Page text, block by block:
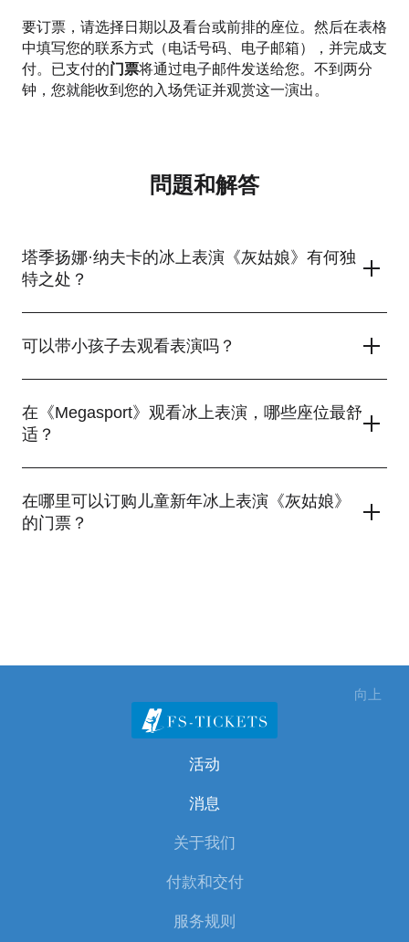
要订票，请选择日期以及看台或前排的座位。然后在表格
中填写您的联系方式（电话号码、电子邮箱），并完成支
付。已支付的门票将通过电子邮件发送给您。不到两分
钟，您就能收到您的入场凭证并观赏这一演出。
問題和解答
塔季扬娜·纳夫卡的冰上表演《灰姑娘》有何独
特之处？
童话的魔力与现代特效、惊险的花样滑冰表演以及现场音乐相结
上奇迹氛围。
可以带小孩子去观看表演吗？
娘»。该表演建议3岁及以上的观众观看。华丽的服装、音乐以及
冰上的魔幻氛围，使表演即使对最小的观众也同样生动有趣。
在《Megasport》观看冰上表演，哪些座位最舒
适？
中央区域，靠近场馆中间。从这里可以清楚地看到整个冰面、演
员的面部表情以及特效。上层看台的前排座位也很好——可以完整
地俯瞰整个舞台全景。
在哪里可以订购儿童新年冰上表演《灰姑娘》
的门票？
向上
活动
消息
关于我们
付款和交付
服务规则